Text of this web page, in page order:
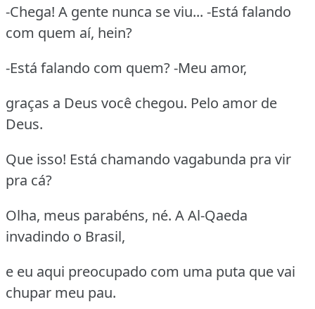
-Chega! A gente nunca se viu... -Está falando
com quem aí, hein?
-Está falando com quem? -Meu amor,
graças a Deus você chegou. Pelo amor de
Deus.
Que isso! Está chamando vagabunda pra vir
pra cá?
Olha, meus parabéns, né. A Al-Qaeda
invadindo o Brasil,
e eu aqui preocupado com uma puta que vai
chupar meu pau.